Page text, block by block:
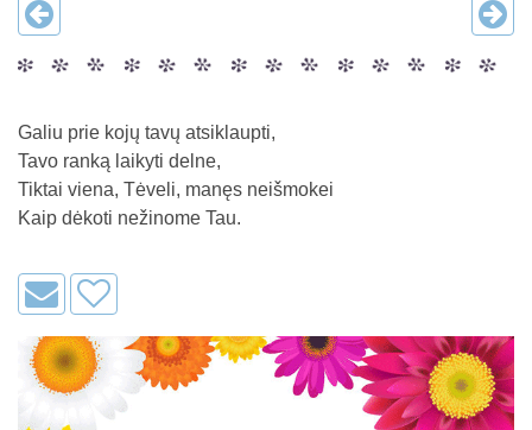
Galiu prie kojų tavų atsiklaupti,
Tavo ranką laikyti delne,
Tiktai viena, Tėveli, manęs neišmokei
Kaip dėkoti nežinome Tau.